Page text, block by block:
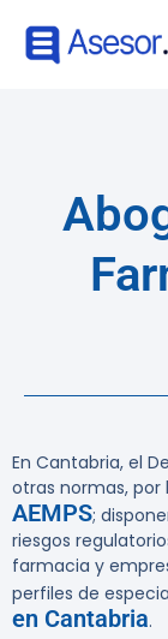
En Cantabria, el
otras normas, por
AEMPS;
riesgos
farmacia y
perfiles de
en Cantabria.